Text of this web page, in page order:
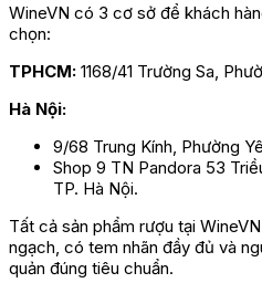
WineVN có 3 cơ sở để khách
chọn:
TPHCM: 1168/41 Trường Sa,
Hà Nội:
9/68 Trung Kính, Phường
Shop 9 TN Pandora 53
TP. Hà Nội.
Tất cả sản phẩm rượu tại
ngạch, có tem nhãn đầy đủ và
quản đúng tiêu chuẩn.